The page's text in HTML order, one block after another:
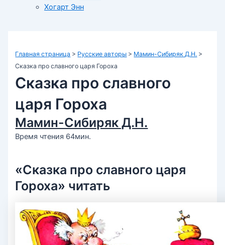
Хогарт Энн
Главная страница > Русские авторы > Мамин-Сибиряк Д.Н. >
Сказка про славного царя Гороха
Сказка про славного
царя Гороха
Мамин-Сибиряк Д.Н.
Время чтения 64мин.
«Сказка про славного царя
Гороха» читать